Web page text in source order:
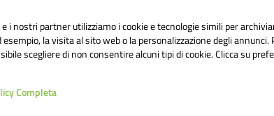
n. 3 - 10064 Bricherasio (TO) | P.E.O.:
| Cod. Meccanografico:
i nostri partner utilizziamo i cookie e tecnologie simili per
esempio, la visita al sito web o la personalizzazione degli
scegliere di non consentire alcuni tipi di cookie. Clicca su
Completa